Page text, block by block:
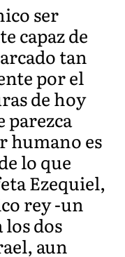
ser
capaz de
tan
por el
de hoy
parezca
humano es
lo que
Ezequiel,
rey -un
dos
aun